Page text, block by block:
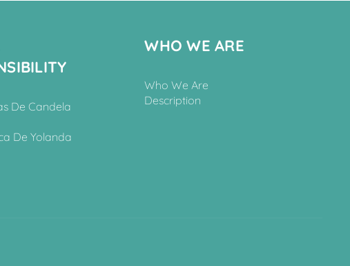
De Candela
De Yolanda
WHO WE ARE
Who We Are
Description